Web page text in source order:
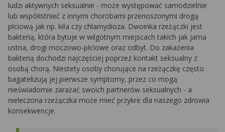
ludzi aktywnych seksualnie - może występować samodzielnie
lub współistnieć z innymi chorobami przenoszonymi drogą
płciową jak np. kiła czy chlamydioza. Dwoinka rzeżączki jest
bakterią, która bytuje w wilgotnym miejscach takich jak jama
ustna, drogi moczowo-płciowe oraz odbyt. Do zakażenia
bakterią dochodzi najczęściej poprzez kontakt seksualny z
osobą chorą. Niestety osoby chorujące na rzeżączkę często
bagatelizują jej pierwsze symptomy, przez co mogą
nieświadomie zarażać swoich partnerów seksualnych - a
nieleczona rzeżączka może mieć przykre dla naszego zdrowia
konsekwencje.